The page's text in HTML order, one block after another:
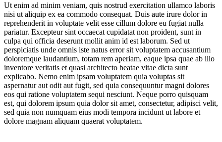
Ut enim ad minim veniam, quis nostrud exercitation ullamco laboris
nisi ut aliquip ex ea commodo consequat. Duis aute irure dolor in
reprehenderit in voluptate velit esse cillum dolore eu fugiat nulla
pariatur. Excepteur sint occaecat cupidatat non proident, sunt in
culpa qui officia deserunt mollit anim id est laborum. Sed ut
perspiciatis unde omnis iste natus error sit voluptatem accusantium
doloremque laudantium, totam rem aperiam, eaque ipsa quae ab illo
inventore veritatis et quasi architecto beatae vitae dicta sunt
explicabo. Nemo enim ipsam voluptatem quia voluptas sit
aspernatur aut odit aut fugit, sed quia consequuntur magni dolores
eos qui ratione voluptatem sequi nesciunt. Neque porro quisquam
est, qui dolorem ipsum quia dolor sit amet, consectetur, adipisci velit,
sed quia non numquam eius modi tempora incidunt ut labore et
dolore magnam aliquam quaerat voluptatem.